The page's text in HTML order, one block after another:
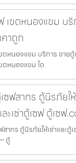
เขตหนองแขม บ
าถูก
ตหนองแขม บริการ ขา
ตหนองแขม โด
ซฟสาทร ตู้นิรภัยใ
ะเช่าตู้เซฟ ตู้เซฟ
าทร ตู้นิรภัยให้เช่าและตู้
ตู้